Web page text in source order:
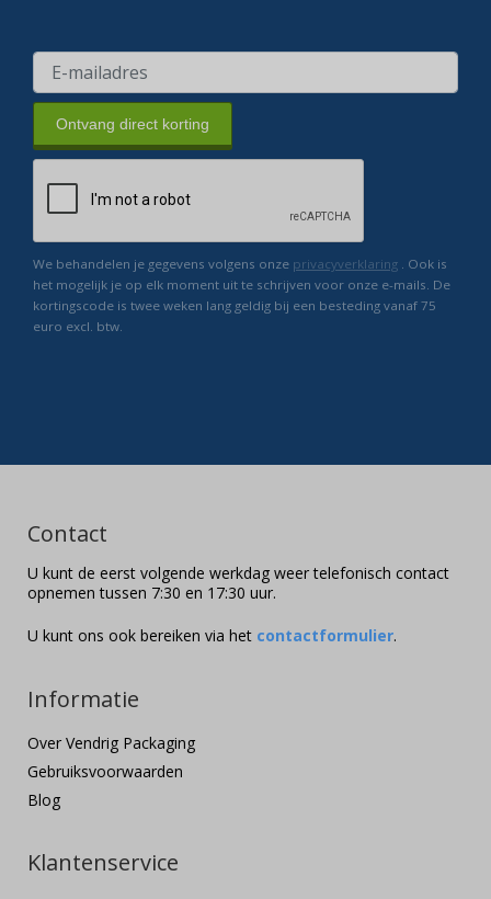
Ontvang direct korting
We behandelen je gegevens volgens onze privacyverklaring . Ook is
het mogelijk je op elk moment uit te schrijven voor onze e-mails. De
kortingscode is twee weken lang geldig bij een besteding vanaf 75
euro excl. btw.
Contact
U kunt de eerst volgende werkdag weer telefonisch contact
opnemen tussen 7:30 en 17:30 uur.
U kunt ons ook bereiken via het contactformulier.
Informatie
Over Vendrig Packaging
Gebruiksvoorwaarden
Blog
Klantenservice